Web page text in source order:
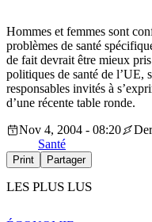
Hommes et femmes sont
problèmes de santé
de fait devrait être mieux
politiques de santé de l’UE,
responsables invités à
d’une récente table ronde.
Nov 4, 2004 - 08:20
Santé
Print Partager
LES PLUS LUS